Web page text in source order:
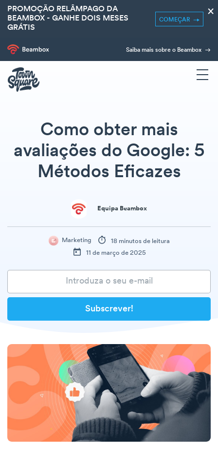
PROMOÇÃO RELÂMPAGO DA
BEAMBOX - GANHE DOIS MESES
GRÁTIS
COMEÇAR
×
Saiba mais sobre o Beambox
Como obter mais
avaliações do Google: 5
Métodos Eficazes
Equipa Beambox
Marketing
18 minutos de leitura
11 de março de 2025